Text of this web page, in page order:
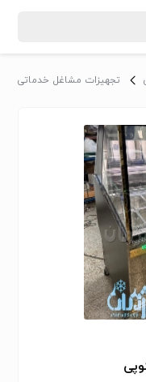
تجهیزات مشاغل خدماتی